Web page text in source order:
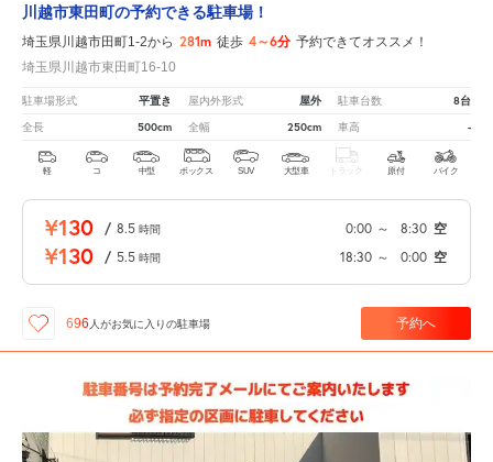
川越市東田町の予約できる駐車場！
埼玉県川越市田町1-2から 281m 徒歩 4～6分 予約できてオススメ！
埼玉県川越市東田町16-10
駐車場形式 平置き 屋内外形式 屋外 駐車台数 8台
全長 500cm 全幅 250cm 車高 -
軽 コ 中型 ボックス SUV 大型車 トラック 原付 バイク
¥130 / 8.5 時間 0:00 ～ 8:30 空
¥130 / 5.5 時間 18:30 ～ 0:00 空
696 人がお気に入りの駐車場 予約へ